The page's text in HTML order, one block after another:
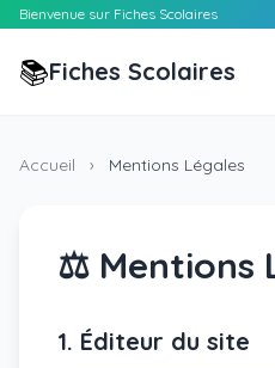
Bienvenue sur Fiches Scolaires
📚Fiches Scolaires
Accueil › Mentions Légales
⚖️ Mentions
1. Éditeur du site